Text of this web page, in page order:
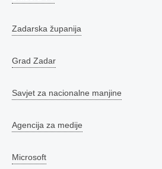
Zadarska županija
Grad Zadar
Savjet za nacionalne manjine
Agencija za medije
Microsoft